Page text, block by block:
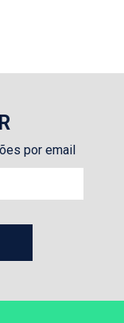
por email